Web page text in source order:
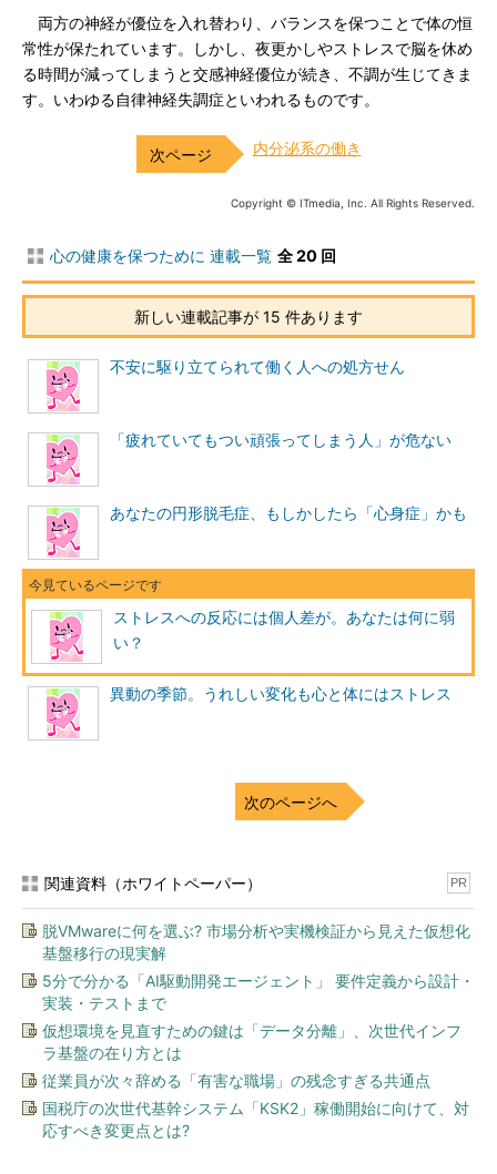
両方の神経が優位を入れ替わり、バランスを保つことで体の恒
常性が保たれています。しかし、夜更かしやストレスで脳を休め
る時間が減ってしまうと交感神経優位が続き、不調が生じてきま
す。いわゆる自律神経失調症といわれるものです。
内分泌系の働き
Copyright © ITmedia, Inc. All Rights Reserved.
心の健康を保つために 連載一覧 全 20 回
新しい連載記事が 15 件あります
不安に駆り立てられて働く人への処方せん
「疲れていてもつい頑張ってしまう人」が危ない
あなたの円形脱毛症、もしかしたら「心身症」かも
ストレスへの反応には個人差が。あなたは何に弱
い？
異動の季節。うれしい変化も心と体にはストレス
次のページへ
関連資料（ホワイトペーパー） PR
脱VMwareに何を選ぶ? 市場分析や実機検証から見えた仮想化
基盤移行の現実解
5分で分かる「AI駆動開発エージェント」 要件定義から設計・
実装・テストまで
仮想環境を見直すための鍵は「データ分離」、次世代インフ
ラ基盤の在り方とは
従業員が次々辞める「有害な職場」の残念すぎる共通点
国税庁の次世代基幹システム「KSK2」稼働開始に向けて、対
応すべき変更点とは?